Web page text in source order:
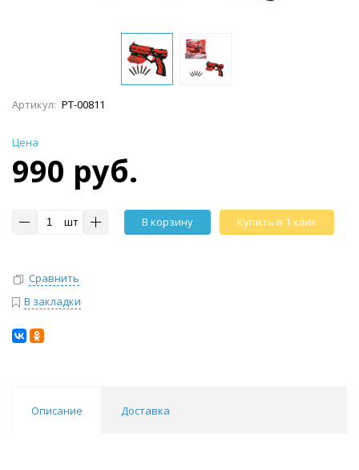
Артикул: PT-00811
Цена
990 руб.
шт В корзину Купить в 1 клик
Сравнить
В закладки
Описание Доставка